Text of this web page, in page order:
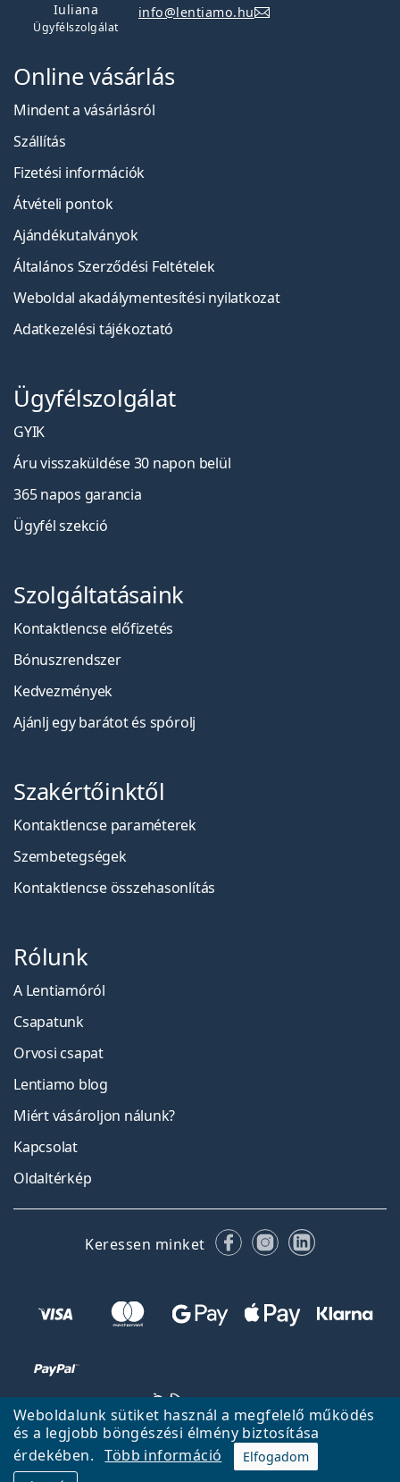
Weboldalunk sütiket használ a megfelelő működés
és a legjobb böngészési élmény biztosítása
érdekében.
Több információ
Elfogadom
Iuliana
Ügyfélszolgálat
info@lentiamo.hu
Online vásárlás
Mindent a vásárlásról
Szállítás
Fizetési információk
Átvételi pontok
Ajándékutalványok
Általános Szerződési Feltételek
Weboldal akadálymentesítési nyilatkozat
Adatkezelési tájékoztató
Ügyfélszolgálat
GYIK
Áru visszaküldése 30 napon belül
365 napos garancia
Ügyfél szekció
Szolgáltatásaink
Kontaktlencse előfizetés
Bónuszrendszer
Kedvezmények
Ajánlj egy barátot és spórolj
Szakértőinktől
Kontaktlencse paraméterek
Szembetegségek
Kontaktlencse összehasonlítás
Rólunk
A Lentiamóról
Csapatunk
Orvosi csapat
Lentiamo blog
Miért vásároljon nálunk?
Kapcsolat
Oldaltérkép
Keressen minket FacebookInstagram
LinkedIn
Fel